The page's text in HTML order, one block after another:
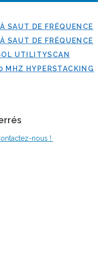
SAUT DE FRÉQUENCE
SAUT DE FRÉQUENCE
UTILITYSCAN
MHZ HYPERSTACKING
nous !